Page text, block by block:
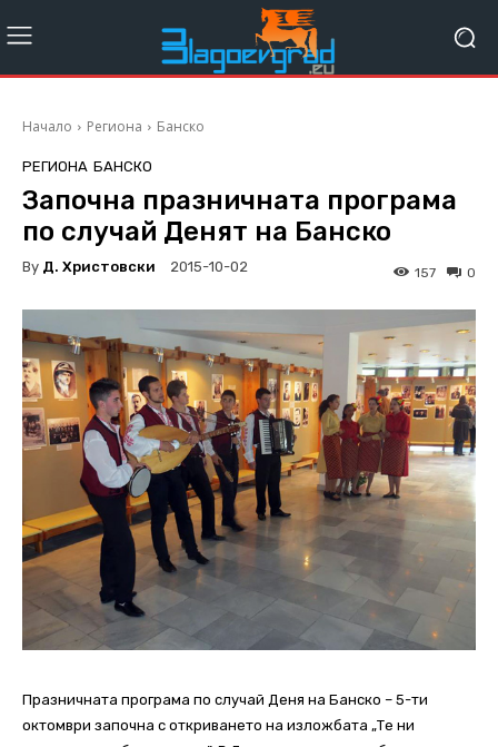
Начало Региона Банско
РЕГИОНА БАНСКО
Започна празничната програма
по случай Денят на Банско
By Д. Христовски 2015-10-02 0
157
Празничната програма по случай Деня на Банско – 5-ти
октомври започна с откриването на изложбата „Те ни